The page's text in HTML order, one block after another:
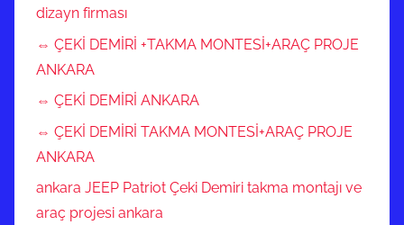
dizayn firması
⇔ ÇEKİ DEMİRİ +TAKMA MONTESİ+ARAÇ PROJE
ANKARA
⇔ ÇEKİ DEMİRİ ANKARA
⇔ ÇEKİ DEMİRİ TAKMA MONTESİ+ARAÇ PROJE
ANKARA
ankara JEEP Patriot Çeki Demiri takma montajı ve
araç projesi ankara